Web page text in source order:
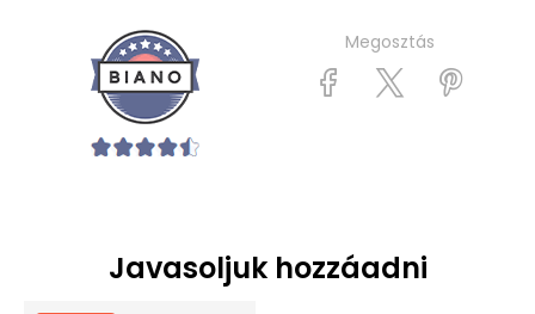
Megosztás
Javasoljuk hozzáadni